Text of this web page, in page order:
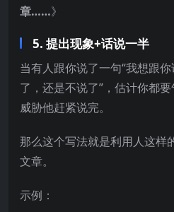
章……》
5. 提出现象+话说一半
当有人跟你说了一句“我想跟
了，还是不说了”，估计你都
威胁他赶紧说完。
那么这个写法就是利用人这样
文章。
示例：